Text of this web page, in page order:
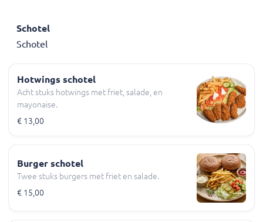
Schotel
Schotel
Hotwings schotel
Acht stuks hotwings met friet, salade, en
mayonaise.
€ 13,00
Burger schotel
Twee stuks burgers met friet en salade.
€ 15,00